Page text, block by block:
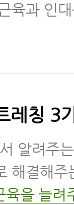
육과 인
레칭 3
알려주
해결해주
육을 늘려